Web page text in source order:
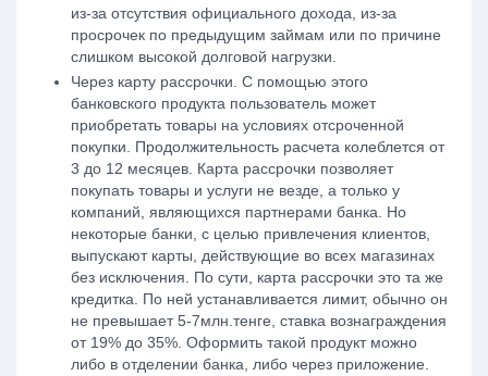
из-за отсутствия официального дохода, из-за
просрочек по предыдущим займам или по причине
слишком высокой долговой нагрузки.
Через карту рассрочки. С помощью этого
банковского продукта пользователь может
приобретать товары на условиях отсроченной
покупки. Продолжительность расчета колеблется от
3 до 12 месяцев. Карта рассрочки позволяет
покупать товары и услуги не везде, а только у
компаний, являющихся партнерами банка. Но
некоторые банки, с целью привлечения клиентов,
выпускают карты, действующие во всех магазинах
без исключения. По сути, карта рассрочки это та же
кредитка. По ней устанавливается лимит, обычно он
не превышает 5-7млн.тенге, ставка вознаграждения
от 19% до 35%. Оформить такой продукт можно
либо в отделении банка, либо через приложение.